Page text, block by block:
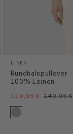
LINEN
Rundhalspullover
100% Leinen
119,95 € 149,95 €